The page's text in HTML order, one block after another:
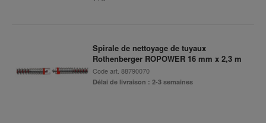
Spirale de nettoyage de tuyaux
Rothenberger ROPOWER 16 mm x 2,3 m
Code art. 88790070
Délai de livraison : 2-3 semaines